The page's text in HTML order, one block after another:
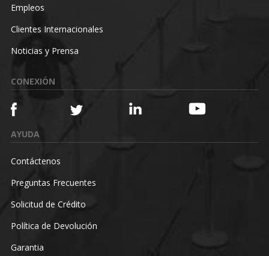
Empleos
Clientes Internacionales
Noticias y Prensa
CONEXIÓN
AYUDA
Contáctenos
Preguntas Frecuentes
Solicitud de Crédito
Política de Devolución
Garantia